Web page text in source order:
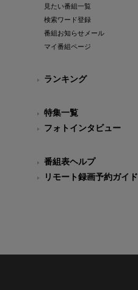
見たい番組一覧
検索ワード登録
番組お知らせメール
マイ番組ページ
ランキング
特集一覧
フォトインタビュー
番組表ヘルプ
リモート録画予約ガイド